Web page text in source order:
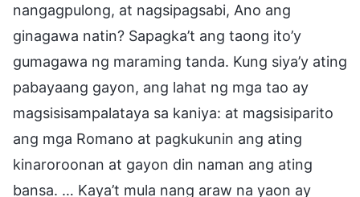
nangagpulong, at nagsipagsabi, Ano ang
ginagawa natin? Sapagka’t ang taong ito’y
gumagawa ng maraming tanda. Kung siya’y ating
pabayaang gayon, ang lahat ng mga tao ay
magsisisampalataya sa kaniya: at magsisiparito
ang mga Romano at pagkukunin ang ating
kinaroroonan at gayon din naman ang ating
bansa. … Kaya’t mula nang araw na yaon ay